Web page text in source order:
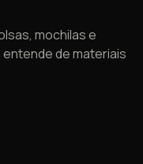
mochilas e
de materiais